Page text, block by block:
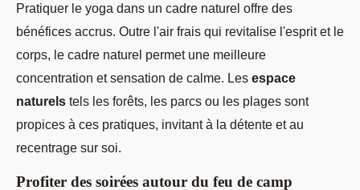
Pratiquer le yoga dans un cadre naturel offre des
bénéfices accrus. Outre l'air frais qui revitalise l'esprit et le
corps, le cadre naturel permet une meilleure
concentration et sensation de calme. Les espace
naturels tels les forêts, les parcs ou les plages sont
propices à ces pratiques, invitant à la détente et au
recentrage sur soi.
Profiter des soirées autour du feu de camp